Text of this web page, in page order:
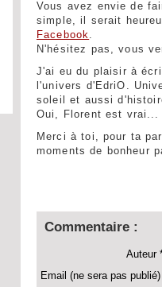
Vous avez envie de
simple, il serait
Facebook.
N'hésitez pas, vous
J'ai eu du plaisir à
l'univers d'EdriO.
soleil et aussi
Oui, Florent est vrai...
Merci à toi, pour ta
moments de bonheur
Commentaire :
Auteur
Email (ne sera pas